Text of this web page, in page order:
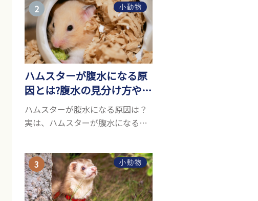
して人気が高まっているヤモリを
お迎えしたいと思う人も多いので
はないでしょうか...
小動物
ハムスターが腹水になる原
因とは?腹水の見分け方や対
処方法を解説
ハムスターが腹水になる原因は？
実は、ハムスターが腹水になる原
しいため、難しい検査を気軽にす
ることができないためです。 腹水
になる理由はさま...
小動物